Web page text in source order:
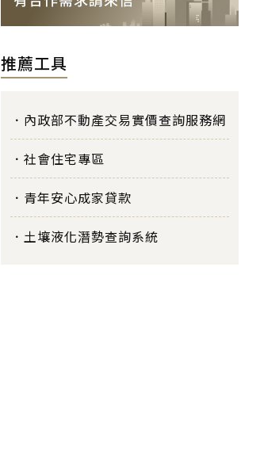
推薦工具
內政部不動產交易實價查詢服務網
社會住宅專區
青年安心成家貸款
土壤液化潛勢查詢系統